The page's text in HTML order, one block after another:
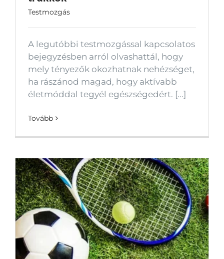
Testmozgás
A legutóbbi testmozgással kapcsolatos
bejegyzésben arról olvashattál, hogy
mely tényezők okozhatnak nehézséget,
ha rászánod magad, hogy aktívabb
életmóddal tegyél egészségedért. [...]
Tovább